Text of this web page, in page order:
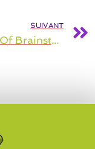
SUIVANT
The Art Of Brainstorming – 2